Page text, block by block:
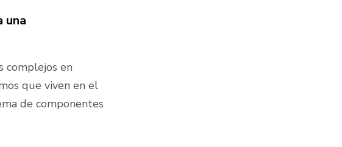
una
complejos en
que viven en el
de componentes